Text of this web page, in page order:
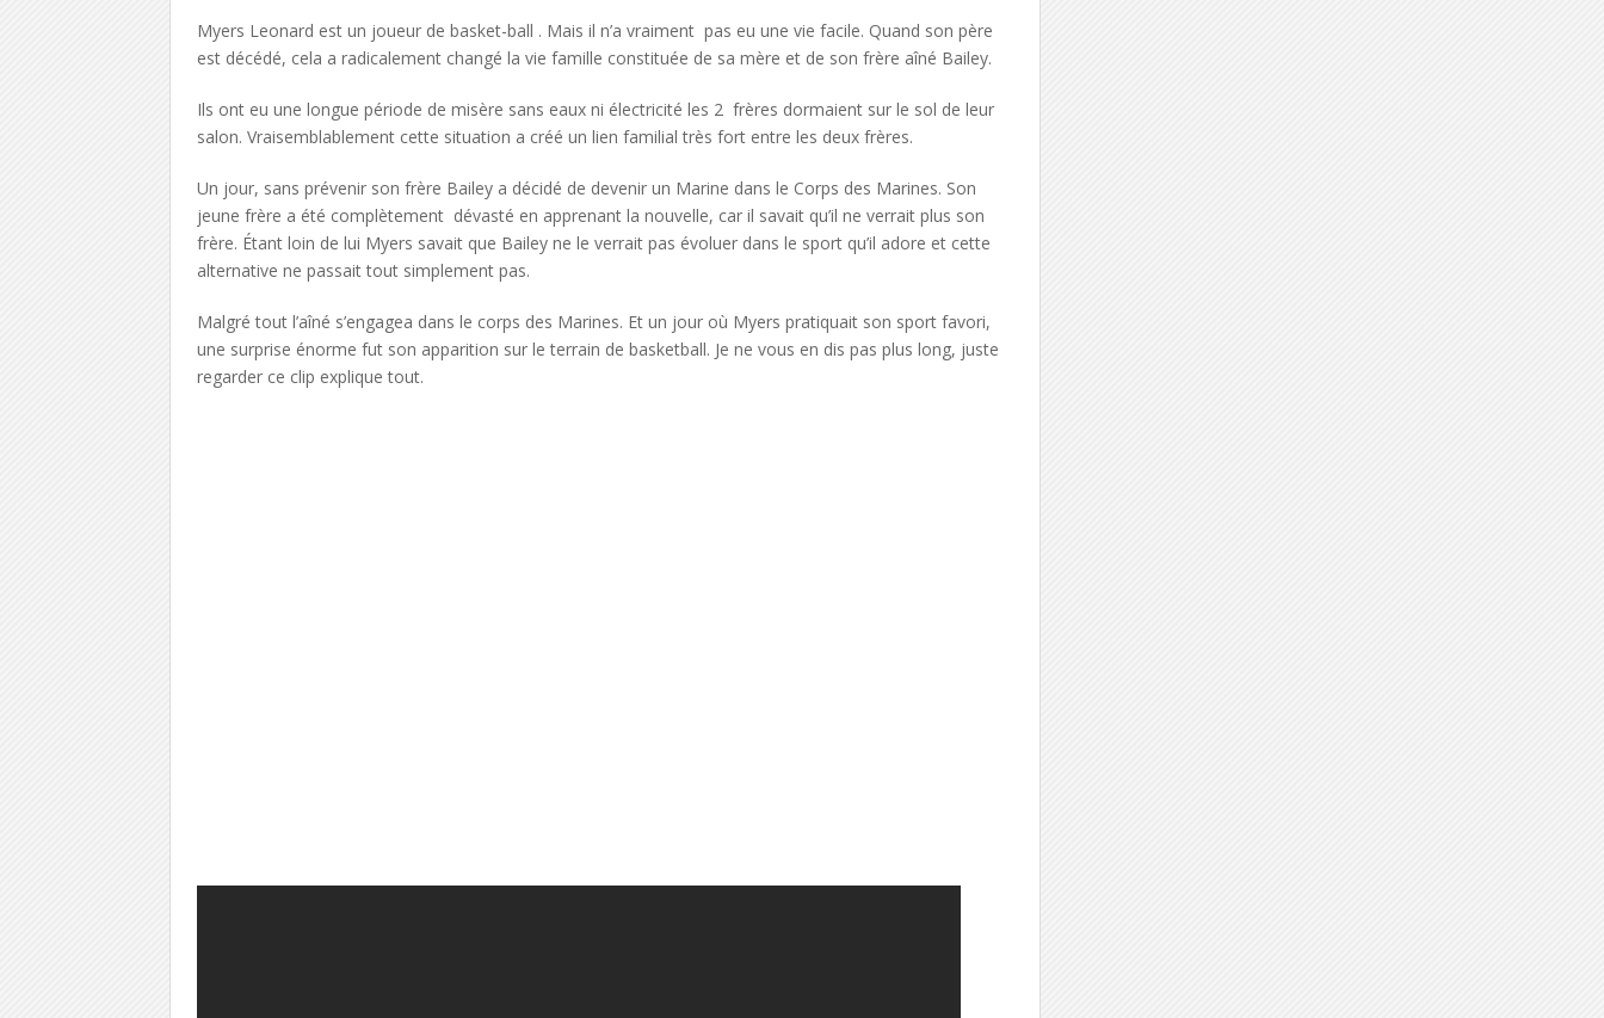
Myers Leonard est un joueur de basket-ball . Mais il n’a vraiment pas eu une vie facile. Quand son père
est décédé, cela a radicalement changé la vie famille constituée de sa mère et de son frère aîné Bailey.
Ils ont eu une longue période de misère sans eaux ni électricité les 2 frères dormaient sur le sol de leur
salon. Vraisemblablement cette situation a créé un lien familial très fort entre les deux frères.
Un jour, sans prévenir son frère Bailey a décidé de devenir un Marine dans le Corps des Marines. Son
jeune frère a été complètement dévasté en apprenant la nouvelle, car il savait qu’il ne verrait plus son
frère. Étant loin de lui Myers savait que Bailey ne le verrait pas évoluer dans le sport qu’il adore et cette
alternative ne passait tout simplement pas.
Malgré tout l’aîné s’engagea dans le corps des Marines. Et un jour où Myers pratiquait son sport favori,
une surprise énorme fut son apparition sur le terrain de basketball. Je ne vous en dis pas plus long, juste
regarder ce clip explique tout.